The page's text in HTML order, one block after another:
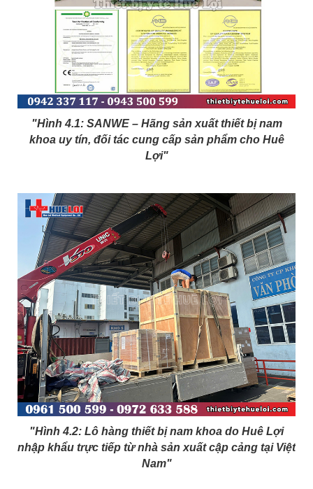
"Hình 4.1: SANWE – Hãng sản xuất thiết bị nam
khoa uy tín, đối tác cung cấp sản phẩm cho Huê
Lợi"
"Hình 4.2: Lô hàng thiết bị nam khoa do Huê Lợi
nhập khẩu trực tiếp từ nhà sản xuất cập cảng tại Việt
Nam"